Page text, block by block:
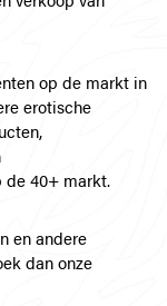
op de markt in
erotische
de 40+ markt.
en andere
dan onze